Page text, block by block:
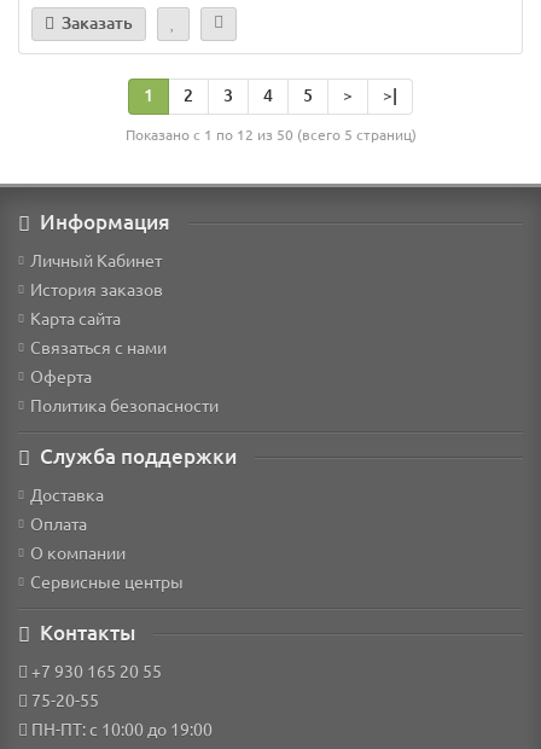
Заказать
1 2 3 4 5 > >|
Показано с 1 по 12 из 50 (всего 5 страниц)
Информация
Личный Кабинет
История заказов
Карта сайта
Связаться с нами
Оферта
Политика безопасности
Служба поддержки
Доставка
Оплата
О компании
Сервисные центры
Контакты
+7 930 165 20 55
75-20-55
ПН-ПТ: с 10:00 до 19:00